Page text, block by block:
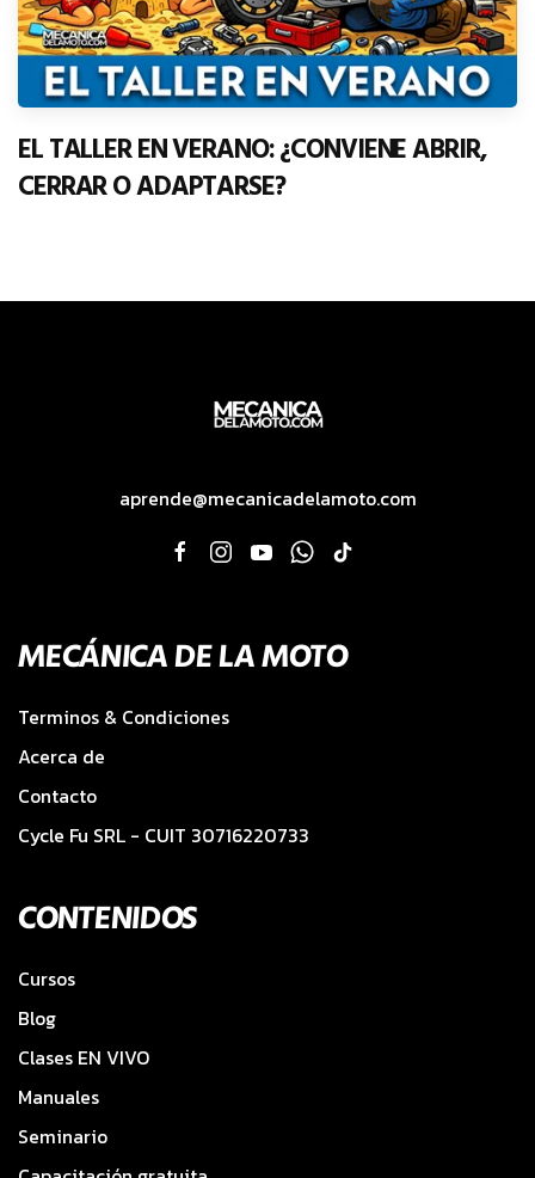
EL TALLER EN VERANO: ¿CONVIENE ABRIR,
CERRAR O ADAPTARSE?
aprende@mecanicadelamoto.com
MECÁNICA DE LA MOTO
Terminos & Condiciones
Acerca de
Contacto
Cycle Fu SRL - CUIT 30716220733
CONTENIDOS
Cursos
Blog
Clases EN VIVO
Manuales
Seminario